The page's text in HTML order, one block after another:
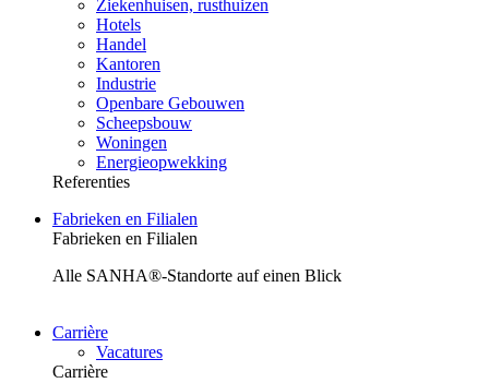
Ziekenhuisen, rusthuizen
Hotels
Handel
Kantoren
Industrie
Openbare Gebouwen
Scheepsbouw
Woningen
Energieopwekking
Referenties
Fabrieken en Filialen
Fabrieken en Filialen
Alle SANHA®-Standorte auf einen Blick
Carrière
Vacatures
Carrière